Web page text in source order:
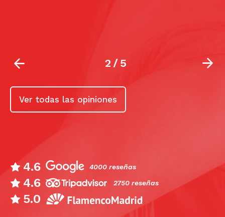
2/5
Ver todas las opiniones
4.6 4000 reseñas
4.6 2750 reseñas
5.0